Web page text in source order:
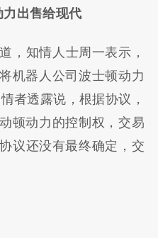
出售给现代
，知情人士周一表示，
机器人公司波士顿动力
者透露说，根据协议，
顿动力的控制权，交易
议还没有最终确定，交